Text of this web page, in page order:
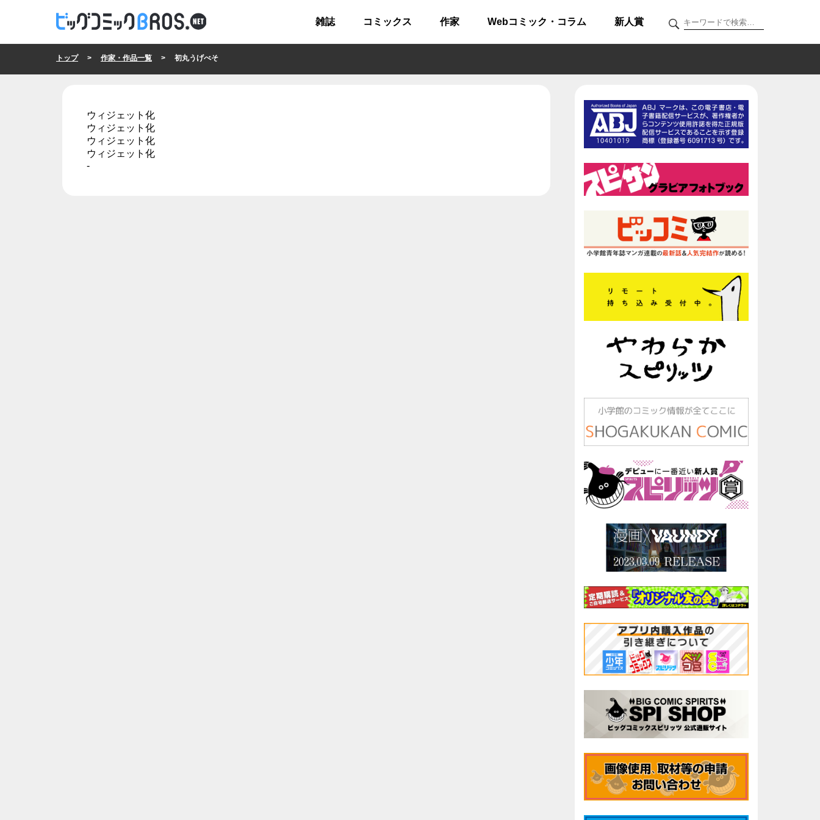
雑誌 コミックス 作家 Webコミック・コラム 新人賞
トップ> 作家・作品一覧 > 初丸うげべそ
ウィジェット化
ウィジェット化
ウィジェット化
ウィジェット化
-